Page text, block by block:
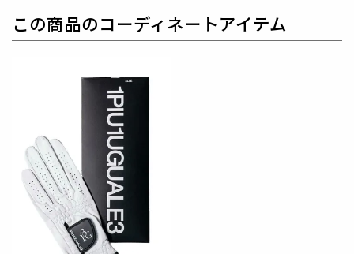
outer : acrylic 40% nylon 34%
rayon 23% polyurethane 3%
この商品のコーディネートアイテム